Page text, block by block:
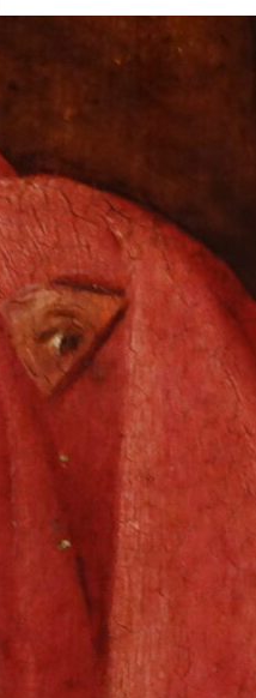
Ewa
Bieńkowska
Stefan